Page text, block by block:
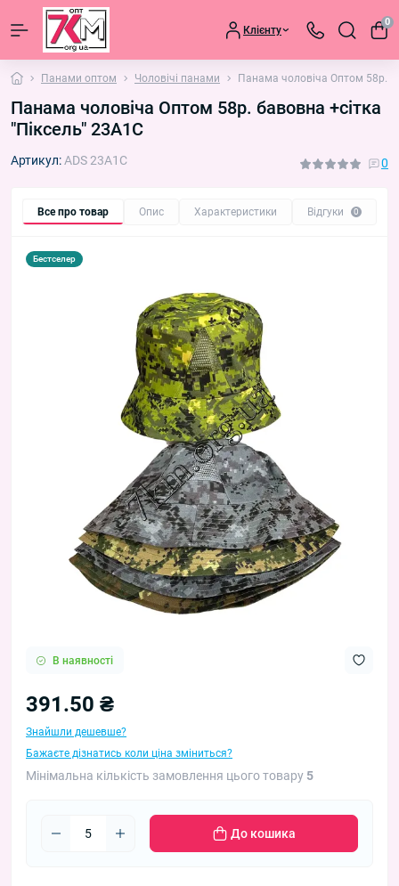
Клієнту
0
Панами оптом Чоловічі панами Панама чоловіча Оптом 58р.
Панама чоловіча Оптом 58р. бавовна +сітка
"Піксель" 23A1С
Артикул:ADS 23A1С 0
Все про товар Опис Характеристики Відгуки 0
Бестселер
В наявності
391.50 ₴
Знайшли дешевше?
Бажаєте дізнатись коли ціна зміниться?
Мінімальна кількість замовлення цього товару 5
До кошика